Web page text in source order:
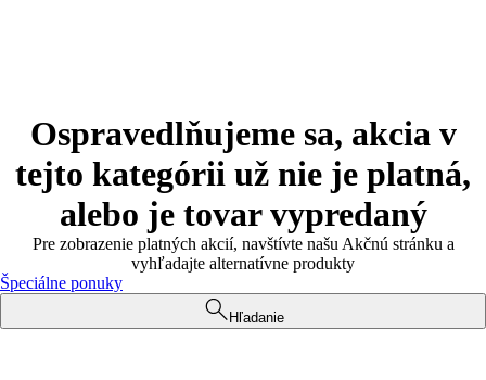
Ospravedlňujeme sa, akcia v
tejto kategórii už nie je platná,
alebo je tovar vypredaný
Pre zobrazenie platných akcií, navštívte našu Akčnú stránku a
vyhľadajte alternatívne produkty
Špeciálne ponuky
Hľadanie